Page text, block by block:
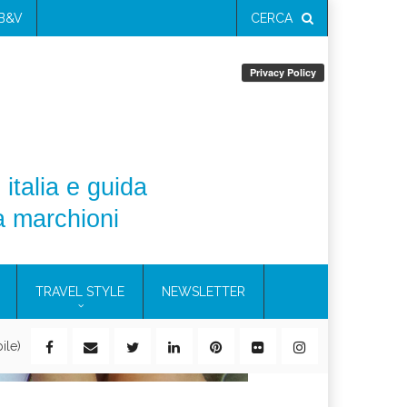
CERCA
italia e guida
marchioni
TRAVEL STYLE NEWSLETTER